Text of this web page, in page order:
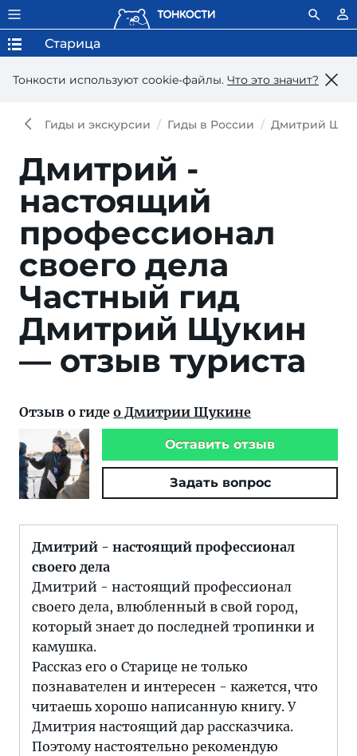
Тонкости используют сookie-файлы. Что это значит?
Старица
Гиды и экскурсии Гиды в России Дмитрий
Дмитрий -
настоящий
профессионал
своего дела
Частный гид
Дмитрий Щукин
— отзыв туриста
Отзыв о гиде о Дмитрии Щукине
Оставить отзыв
Задать вопрос
Дмитрий - настоящий профессионал
своего дела
Дмитрий - настоящий профессионал
своего дела, влюбленный в свой город,
который знает до последней тропинки и
камушка.
Рассказ его о Старице не только
познавателен и интересен - кажется, что
читаешь хорошо написанную книгу. У
Дмитрия настоящий дар рассказчика.
Поэтому настоятельно рекомендую